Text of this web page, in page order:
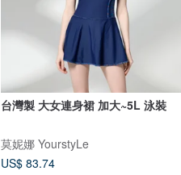
台灣製 大女連身裙 加大~5L 泳裝
莫妮娜 YourstyLe
US$ 83.74